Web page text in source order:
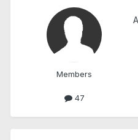
Members
47